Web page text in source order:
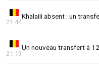
Khalaili absent : un
21:44
Un nouveau transfert à
21:19